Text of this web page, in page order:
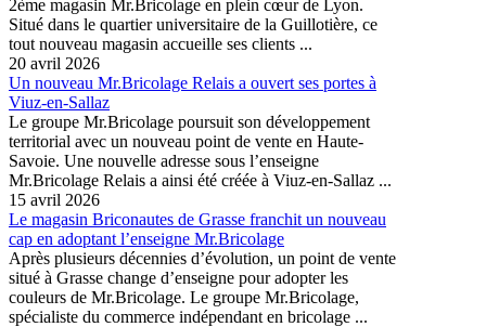
2ème magasin Mr.Bricolage en plein cœur de Lyon.
Situé dans le quartier universitaire de la Guillotière, ce
tout nouveau magasin accueille ses clients ...
20 avril 2026
Un nouveau Mr.Bricolage Relais a ouvert ses portes à
Viuz-en-Sallaz
Le groupe Mr.Bricolage poursuit son développement
territorial avec un nouveau point de vente en Haute-
Savoie. Une nouvelle adresse sous l’enseigne
Mr.Bricolage Relais a ainsi été créée à Viuz-en-Sallaz ...
15 avril 2026
Le magasin Briconautes de Grasse franchit un nouveau
cap en adoptant l’enseigne Mr.Bricolage
Après plusieurs décennies d’évolution, un point de vente
situé à Grasse change d’enseigne pour adopter les
couleurs de Mr.Bricolage. Le groupe Mr.Bricolage,
spécialiste du commerce indépendant en bricolage ...